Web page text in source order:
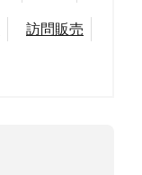
訪問販売